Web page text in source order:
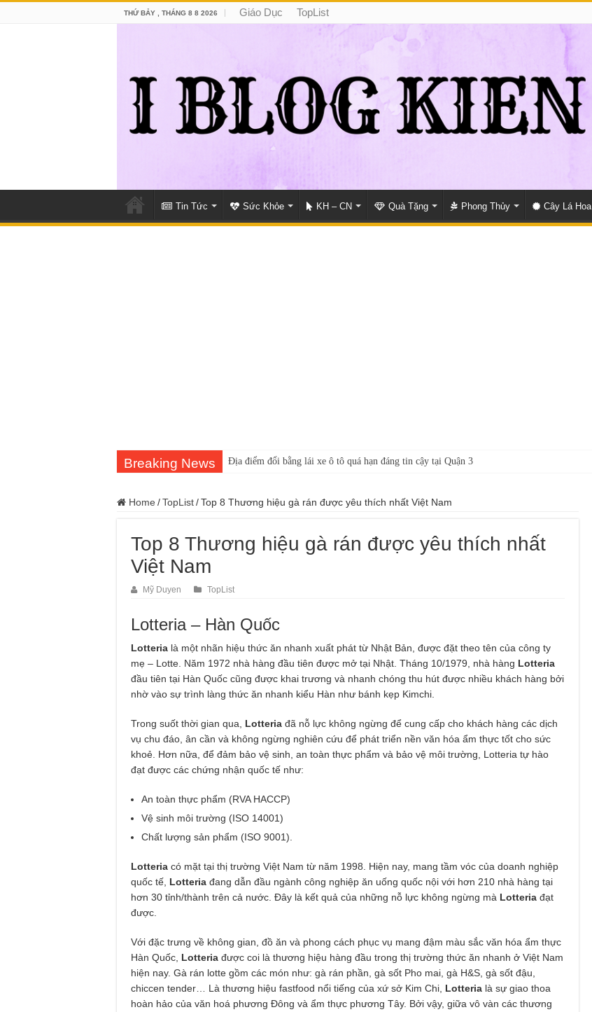
THỨ BẢY , THÁNG 8 8 2026 Giáo Dục TopList
Tin Tức Sức Khỏe KH – CN Quà Tặng Phong Thủy Cây Lá Hoa
Breaking News Địa điểm đổi bằng lái xe ô tô quá hạn đáng tin cậy tại Quận 3
Home /TopList/Top 8 Thương hiệu gà rán được yêu thích nhất Việt Nam
Top 8 Thương hiệu gà rán được yêu thích nhất
Việt Nam
Mỹ Duyen TopList
Lotteria – Hàn Quốc
Lotteria là một nhãn hiệu thức ăn nhanh xuất phát từ Nhật Bản, được đặt theo tên của công ty
mẹ – Lotte. Năm 1972 nhà hàng đầu tiên được mở tại Nhật. Tháng 10/1979, nhà hàng Lotteria
đầu tiên tại Hàn Quốc cũng được khai trương và nhanh chóng thu hút được nhiều khách hàng bởi
nhờ vào sự trình làng thức ăn nhanh kiểu Hàn như bánh kẹp Kimchi.
Trong suốt thời gian qua, Lotteria đã nỗ lực không ngừng để cung cấp cho khách hàng các dịch
vụ chu đáo, ân cần và không ngừng nghiên cứu để phát triển nền văn hóa ẩm thực tốt cho sức
khoẻ. Hơn nữa, để đảm bảo vệ sinh, an toàn thực phẩm và bảo vệ môi trường, Lotteria tự hào
đạt được các chứng nhận quốc tế như:
An toàn thực phẩm (RVA HACCP)
Vệ sinh môi trường (ISO 14001)
Chất lượng sản phẩm (ISO 9001).
Lotteria có mặt tại thị trường Việt Nam từ năm 1998. Hiện nay, mang tầm vóc của doanh nghiệp
quốc tế, Lotteria đang dẫn đầu ngành công nghiệp ăn uống quốc nội với hơn 210 nhà hàng tại
hơn 30 tỉnh/thành trên cả nước. Đây là kết quả của những nỗ lực không ngừng mà Lotteria đạt
được.
Với đặc trưng về không gian, đồ ăn và phong cách phục vụ mang đậm màu sắc văn hóa ẩm thực
Hàn Quốc, Lotteria được coi là thương hiệu hàng đầu trong thị trường thức ăn nhanh ở Việt Nam
hiện nay. Gà rán lotte gồm các món như: gà rán phần, gà sốt Pho mai, gà H&S, gà sốt đậu,
chiccen tender… Là thương hiệu fastfood nổi tiếng của xứ sở Kim Chi, Lotteria là sự giao thoa
hoàn hảo của văn hoá phương Đông và ẩm thực phương Tây. Bởi vậy, giữa vô vàn các thương